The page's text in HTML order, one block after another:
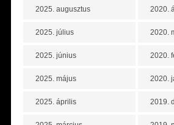
2025. augusztus
2025. július
2025. június
2025. május
2025. április
2020.
2020.
2020.
2020.
2019.